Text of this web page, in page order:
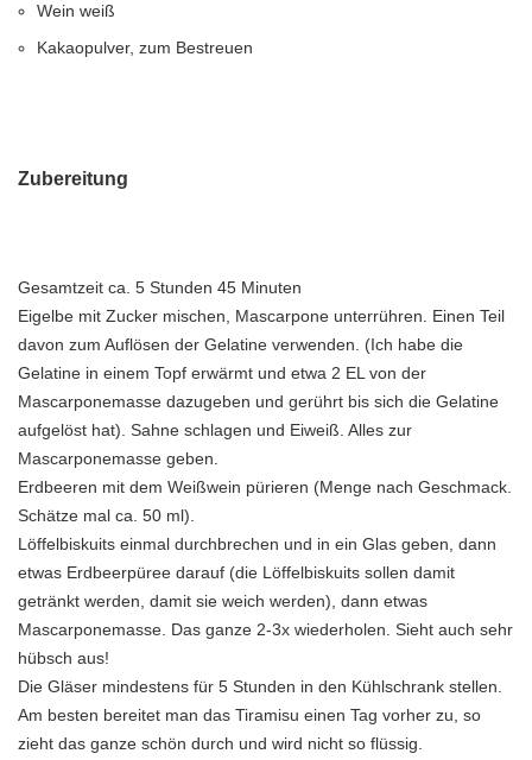
Wein weiß
Kakaopulver, zum Bestreuen
Zubereitung
Gesamtzeit ca. 5 Stunden 45 Minuten
Eigelbe mit Zucker mischen, Mascarpone unterrühren. Einen Teil
davon zum Auflösen der Gelatine verwenden. (Ich habe die
Gelatine in einem Topf erwärmt und etwa 2 EL von der
Mascarponemasse dazugeben und gerührt bis sich die Gelatine
aufgelöst hat). Sahne schlagen und Eiweiß. Alles zur
Mascarponemasse geben.
Erdbeeren mit dem Weißwein pürieren (Menge nach Geschmack.
Schätze mal ca. 50 ml).
Löffelbiskuits einmal durchbrechen und in ein Glas geben, dann
etwas Erdbeerpüree darauf (die Löffelbiskuits sollen damit
getränkt werden, damit sie weich werden), dann etwas
Mascarponemasse. Das ganze 2-3x wiederholen. Sieht auch sehr
hübsch aus!
Die Gläser mindestens für 5 Stunden in den Kühlschrank stellen.
Am besten bereitet man das Tiramisu einen Tag vorher zu, so
zieht das ganze schön durch und wird nicht so flüssig.